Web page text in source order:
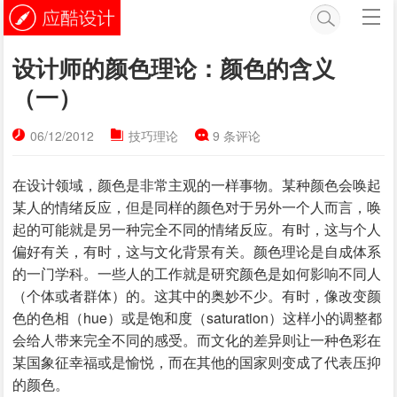
设计师的颜色理论：颜色的含义
（一）
06/12/2012 技巧理论 9 条评论
在设计领域，颜色是非常主观的一样事物。某种颜色会唤起
某人的情绪反应，但是同样的颜色对于另外一个人而言，唤
起的可能就是另一种完全不同的情绪反应。有时，这与个人
偏好有关，有时，这与文化背景有关。颜色理论是自成体系
的一门学科。一些人的工作就是研究颜色是如何影响不同人
（个体或者群体）的。这其中的奥妙不少。有时，像改变颜
色的色相（hue）或是饱和度（saturation）这样小的调整都
会给人带来完全不同的感受。而文化的差异则让一种色彩在
某国象征幸福或是愉悦，而在其他的国家则变成了代表压抑
的颜色。